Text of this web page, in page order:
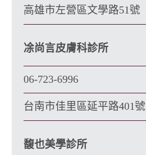
高雄市左營區文學路51號
凃尚言皮膚科診所
06-723-6996
台南市佳里區延平路401號
馥也美學診所